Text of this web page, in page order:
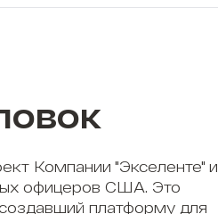
Компании "Экселенте" и
офицеров США. Это
платформу для